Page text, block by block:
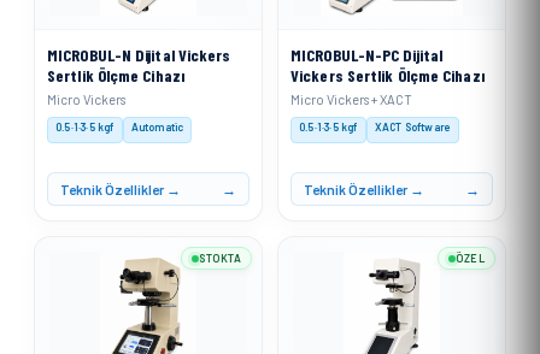
MICROBUL-N Dijital Vickers
Sertlik Ölçme Cihazı
Micro Vickers
0.5·1·3·5 kgf Automatic
Teknik Özellikler →
MICROBUL-N-PC Dijital
Vickers Sertlik Ölçme Cihazı
Micro Vickers + XACT
0.5·1·3·5 kgf XACT Software
Teknik Özellikler →
STOKTA ÖZEL